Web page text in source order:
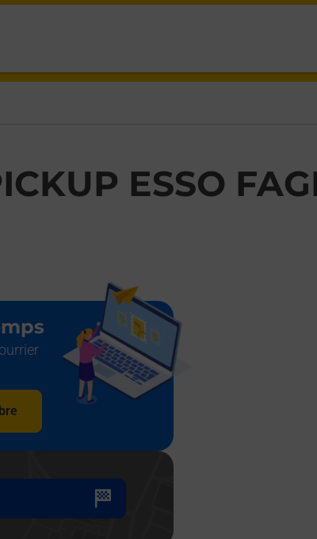
ESSO